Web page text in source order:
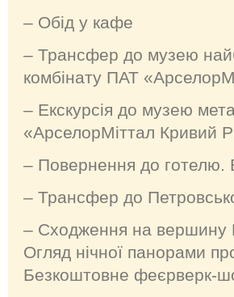
– Обід у кафе
– Трансфер до музею
комбінату ПАТ
– Екскурсія до музею
«АрселорМіттал Кривий
– Повернення до готелю.
– Трансфер до
– Сходження на вершину
Огляд нічної панорами
Безкоштовне феєрверк-